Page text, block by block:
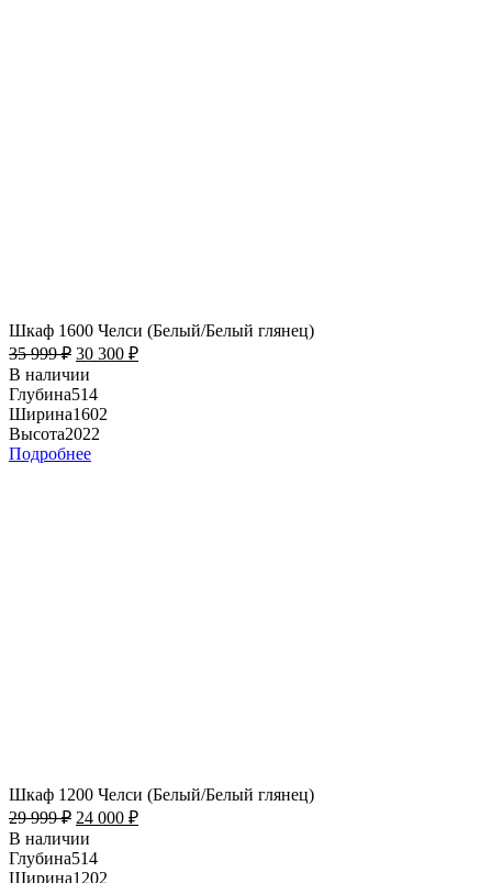
Шкаф 1600 Челси (Белый/Белый глянец)
35 999₽ 30 300 ₽
В наличии
Глубина514
Ширина1602
Высота2022
Подробнее
Шкаф 1200 Челси (Белый/Белый глянец)
29 999₽ 24 000 ₽
В наличии
Глубина514
Ширина1202